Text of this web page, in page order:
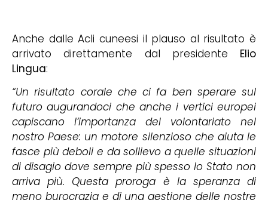
Anche dalle Acli cuneesi il plauso al risultato è
arrivato direttamente dal presidente Elio
Lingua:
“Un risultato corale che ci fa ben sperare sul
futuro augurandoci che anche i vertici europei
capiscano l’importanza del volontariato nel
nostro Paese: un motore silenzioso che aiuta le
fasce più deboli e da sollievo a quelle situazioni
di disagio dove sempre più spesso lo Stato non
arriva più. Questa proroga è la speranza di
meno burocrazia e di una gestione delle nostre